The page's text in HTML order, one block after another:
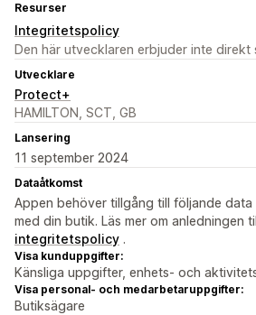
Resurser
Integritetspolicy
Den här utvecklaren erbjuder inte direkt
Utvecklare
Protect+
HAMILTON, SCT, GB
Lansering
11 september 2024
Dataåtkomst
Appen behöver tillgång till följande
med din butik. Läs mer om anledningen
integritetspolicy .
Visa kunduppgifter:
Känsliga uppgifter, enhets- och
Visa personal- och medarbetaruppgifter:
Butiksägare